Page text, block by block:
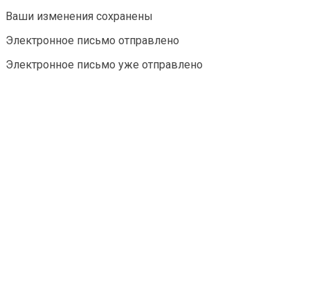
Ваши изменения сохранены
Электронное письмо отправлено
Электронное письмо уже отправлено